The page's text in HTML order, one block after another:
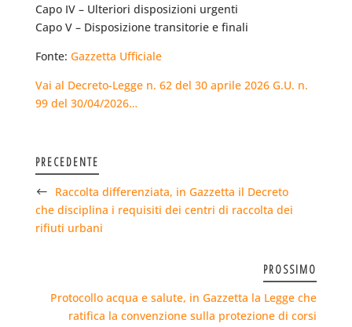
Capo IV – Ulteriori disposizioni urgenti
Capo V – Disposizione transitorie e finali
Fonte: Gazzetta Ufficiale
Vai al Decreto-Legge n. 62 del 30 aprile 2026 G.U. n.
99 del 30/04/2026…
PRECEDENTE
Raccolta differenziata, in Gazzetta il Decreto
che disciplina i requisiti dei centri di raccolta dei
rifiuti urbani
PROSSIMO
Protocollo acqua e salute, in Gazzetta la Legge che
ratifica la convenzione sulla protezione di corsi